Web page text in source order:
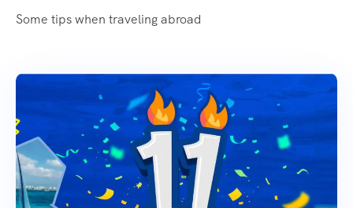
Some tips when traveling abroad